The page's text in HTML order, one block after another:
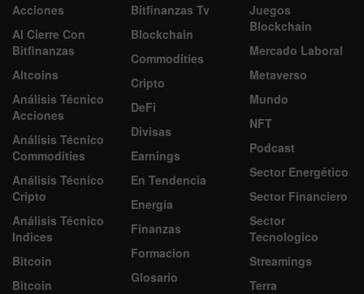
Acciones
Al Cierre Con
Bitfinanzas
Altcoins
Análisis Técnico
Acciones
Análisis Técnico
Commodities
Análisis Técnico
Cripto
Análisis Técnico
Indices
Bitcoin
Bitcoin
Bitfinanzas Tv
Blockchain
Commodities
Cripto
DeFi
Divisas
Earnings
En Tendencia
Energía
Finanzas
Formacion
Glosario
Juegos
Blockchain
Mercado Laboral
Metaverso
Mundo
NFT
Podcast
Sector Energético
Sector Financiero
Sector
Tecnologico
Streamings
Terra